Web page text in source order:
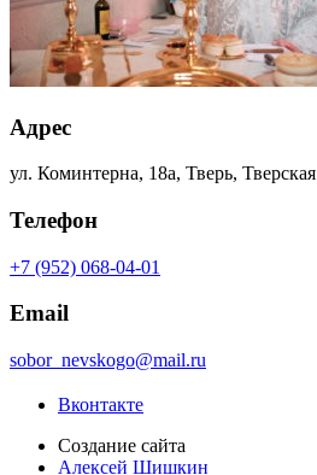
Адрес
ул. Коминтерна, 18а, Тверь,
Телефон
+7 (952) 068-04-01
Email
sobor_nevskogo@mail.ru
Вконтакте
Создание сайта
Алексей Шишкин